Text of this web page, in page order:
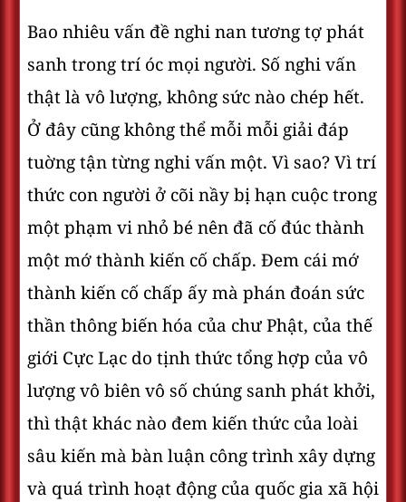
Bao nhiêu vấn đề nghi nan tương tợ phát
sanh trong trí óc mọi người. Số nghi vấn
thật là vô lượng, không sức nào chép hết.
Ở đây cũng không thể mỗi mỗi giải đáp
tuờng tận từng nghi vấn một. Vì sao? Vì trí
thức con người ở cõi nầy bị hạn cuộc trong
một phạm vi nhỏ bé nên đã cố đúc thành
một mớ thành kiến cố chấp. Đem cái mớ
thành kiến cố chấp ấy mà phán đoán sức
thần thông biến hóa của chư Phật, của thế
giới Cực Lạc do tịnh thức tổng hợp của vô
lượng vô biên vô số chúng sanh phát khởi,
thì thật khác nào đem kiến thức của loài
sâu kiến mà bàn luận công trình xây dựng
và quá trình hoạt động của quốc gia xã hội